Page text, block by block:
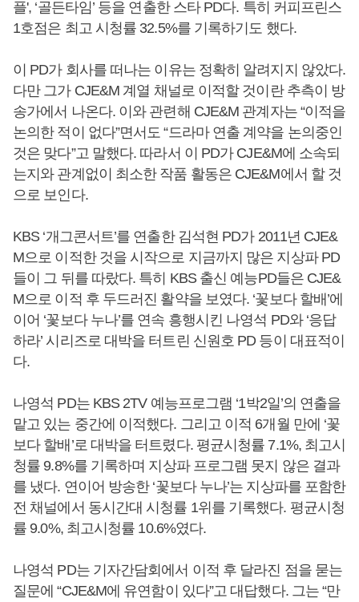
플', ‘골든타임’ 등을 연출한 스타 PD다. 특히 커피프린스
1호점은 최고 시청률 32.5%를 기록하기도 했다.
이 PD가 회사를 떠나는 이유는 정확히 알려지지 않았다.
다만 그가 CJE&M 계열 채널로 이적할 것이란 추측이 방
송가에서 나온다. 이와 관련해 CJE&M 관계자는 “이적을
논의한 적이 없다”면서도 “드라마 연출 계약을 논의중인
것은 맞다”고 말했다. 따라서 이 PD가 CJE&M에 소속되
는지와 관계없이 최소한 작품 활동은 CJE&M에서 할 것
으로 보인다.
KBS ‘개그콘서트’를 연출한 김석현 PD가 2011년 CJE&
M으로 이적한 것을 시작으로 지금까지 많은 지상파 PD
들이 그 뒤를 따랐다. 특히 KBS 출신 예능PD들은 CJE&
M으로 이적 후 두드러진 활약을 보였다. ‘꽃보다 할배’에
이어 ‘꽃보다 누나’를 연속 흥행시킨 나영석 PD와 ‘응답
하라’ 시리즈로 대박을 터트린 신원호 PD 등이 대표적이
다.
나영석 PD는 KBS 2TV 예능프로그램 ‘1박2일’의 연출을
맡고 있는 중간에 이적했다. 그리고 이적 6개월 만에 ‘꽃
보다 할배’로 대박을 터트렸다. 평균시청률 7.1%, 최고시
청률 9.8%를 기록하며 지상파 프로그램 못지 않은 결과
를 냈다. 연이어 방송한 ‘꽃보다 누나’는 지상파를 포함한
전 채널에서 동시간대 시청률 1위를 기록했다. 평균시청
률 9.0%, 최고시청률 10.6%였다.
나영석 PD는 기자간담회에서 이적 후 달라진 점을 묻는
질문에 “CJE&M에 유연함이 있다”고 대답했다. 그는 “만